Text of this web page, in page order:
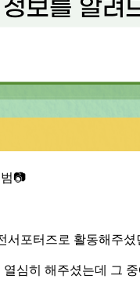
📷
서포터즈로 활동해주
심히 해주셨는데 그